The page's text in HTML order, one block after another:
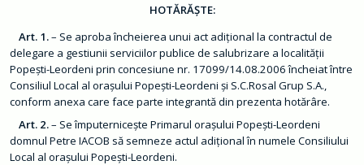
i
z
i
o
n
a
O
HOTĂRĂȘTE:
Art. 1.– Se aproba încheierea unui act adițional la contractul de
delegare a gestiunii serviciilor publice de salubrizare a localității
Popești-Leordeni prin concesiune nr. 17099/14.08.2006 încheiat între
Consiliul Local al orașului Popești-Leordeni și S.C.Rosal Grup S.A.,
conform anexa care face parte integrantă din prezenta hotărâre.
Art. 2.– Se împuternicește Primarul orașului Popești-Leordeni
domnul Petre IACOB să semneze actul adițional în numele Consiliului
Local al orașului Popești-Leordeni.